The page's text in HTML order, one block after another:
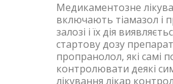
Медикаментозне
включають тіамазол і
залозі і їх дія
стартову дозу
пропранолол, які самі
контролювати деякі
лікування лікар